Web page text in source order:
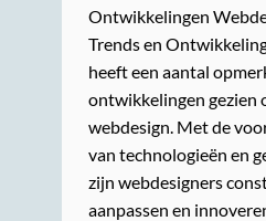
Ontwikkelingen
Trends en
heeft een aantal
ontwikkelingen gezien
webdesign. Met de
van technologieën en
zijn webdesigners
aanpassen en